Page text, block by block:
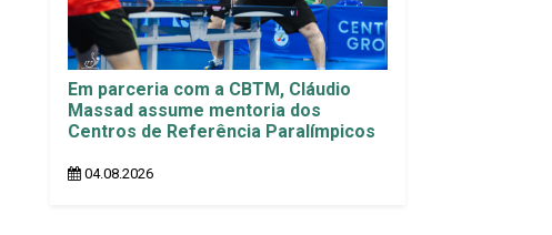
Em parceria com a CBTM, Cláudio
Massad assume mentoria dos
Centros de Referência Paralímpicos
04.08.2026